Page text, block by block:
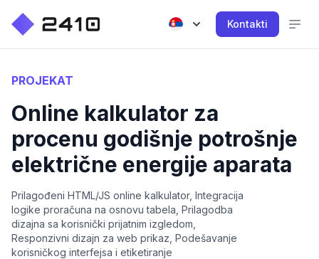
Kontakti
PROJEKAT
Online kalkulator za
procenu godišnje potrošnje
električne energije aparata
Prilagođeni HTML/JS online kalkulator, Integracija
logike proračuna na osnovu tabela, Prilagodba
dizajna sa korisnički prijatnim izgledom,
Responzivni dizajn za web prikaz, Podešavanje
korisničkog interfejsa i etiketiranje